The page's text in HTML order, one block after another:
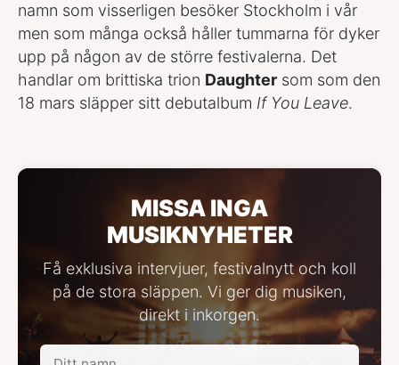
namn som visserligen besöker Stockholm i vår
men som många också håller tummarna för dyker
upp på någon av de större festivalerna. Det
handlar om brittiska trion Daughter som som den
18 mars släpper sitt debutalbum If You Leave.
MISSA INGA
MUSIKNYHETER
Få exklusiva intervjuer, festivalnytt och koll
på de stora släppen. Vi ger dig musiken,
direkt i inkorgen.